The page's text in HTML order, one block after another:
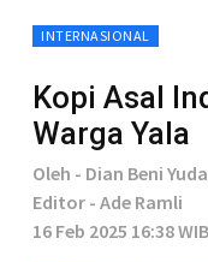
INTERNASIONAL
Kopi Asal
Warga Yala
Oleh - Dian Beni Yuda
Editor - Ade Ramli
16 Feb 2025 16:38 WIB